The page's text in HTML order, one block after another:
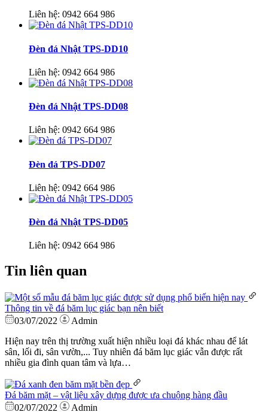
Liên hệ: 0942 664 986
Đèn đá Nhật TPS-DD10
Liên hệ: 0942 664 986
Đèn đá Nhật TPS-DD08
Liên hệ: 0942 664 986
Đèn đá TPS-DD07
Liên hệ: 0942 664 986
Đèn đá Nhật TPS-DD05
Liên hệ: 0942 664 986
Tin liên quan
Thông tin về đá băm lục giác bạn nên biết
03/07/2022
Admin
Hiện nay trên thị trường xuất hiện nhiều loại đá khác nhau để lát
sân, lối đi, sân vườn,... Tuy nhiên đá băm lục giác vẫn được rất
nhiều gia đình quan tâm và lựa…
Đá băm mặt – vật liệu xây dựng được ưa chuộng hàng đầu
02/07/2022
Admin